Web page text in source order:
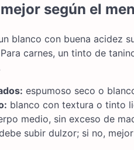
según el
blanco con buena acidez
carnes, un tinto de
espumoso seco o
blanco con textura o tinto
medio, sin exceso de
subir dulzor; si no,